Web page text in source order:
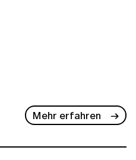
Mehr erfahren